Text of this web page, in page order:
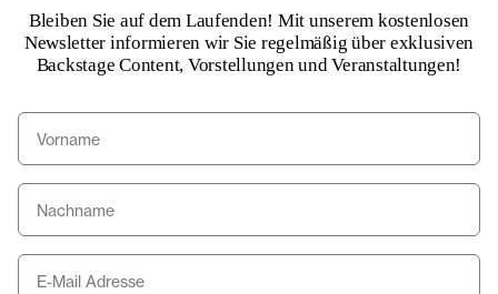
Bleiben Sie auf dem Laufenden! Mit unserem kostenlosen
Newsletter informieren wir Sie regelmäßig über exklusiven
Backstage Content, Vorstellungen und Veranstaltungen!